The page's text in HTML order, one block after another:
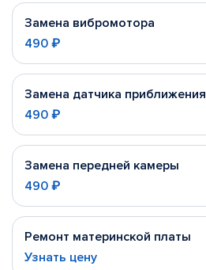
Замена вибромотора
490 ₽
Замена датчика приближения
490 ₽
Замена передней камеры
490 ₽
Ремонт материнской платы
Узнать цену